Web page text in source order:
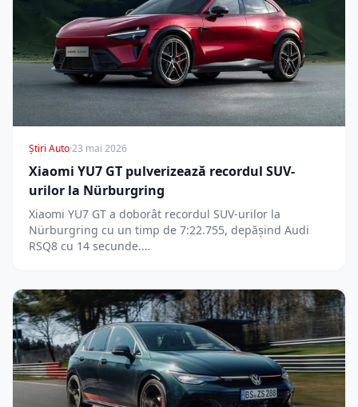
Știri Auto·23 mai 2026
Xiaomi YU7 GT pulverizează recordul SUV-
urilor la Nürburgring
Xiaomi YU7 GT a doborât recordul SUV-urilor la
Nürburgring cu un timp de 7:22.755, depășind Audi
RSQ8 cu 14 secunde.…